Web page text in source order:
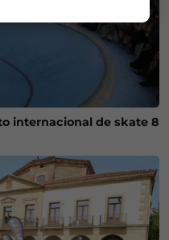
internacional de skate 8